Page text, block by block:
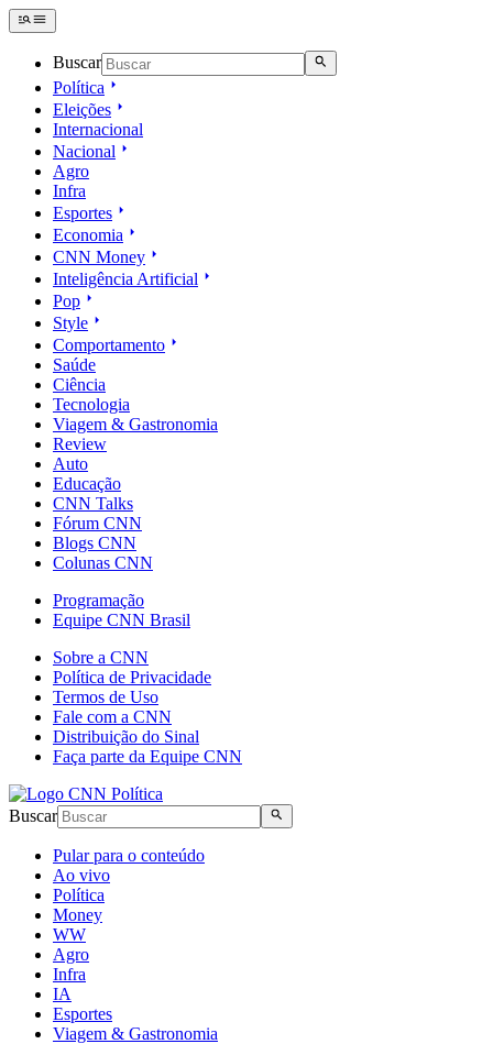
Buscar
Política
Eleições
Internacional
Nacional
Agro
Infra
Esportes
Economia
CNN Money
Inteligência Artificial
Pop
Style
Comportamento
Saúde
Ciência
Tecnologia
Viagem & Gastronomia
Review
Auto
Educação
CNN Talks
Fórum CNN
Blogs CNN
Colunas CNN
Programação
Equipe CNN Brasil
Sobre a CNN
Política de Privacidade
Termos de Uso
Fale com a CNN
Distribuição do Sinal
Faça parte da Equipe CNN
Buscar
Pular para o conteúdo
Ao vivo
Política
Money
WW
Agro
Infra
IA
Esportes
Viagem & Gastronomia